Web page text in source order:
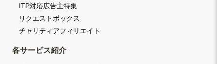
ITP対応広告主特集
リクエストボックス
チャリティアフィリエイト
各サービス紹介